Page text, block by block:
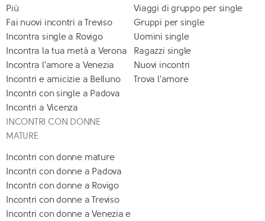
Più
Fai nuovi incontri a Treviso
Incontra single a Rovigo
Incontra la tua metà a Verona
Incontra l'amore a Venezia
Incontri e amicizie a Belluno
Incontri con single a Padova
Incontri a Vicenza
Viaggi di gruppo per single
Gruppi per single
Uomini single
Ragazzi single
Nuovi incontri
Trova l'amore
INCONTRI CON DONNE
MATURE
Incontri con donne mature
Incontri con donne a Padova
Incontri con donne a Rovigo
Incontri con donne a Treviso
Incontri con donne a Venezia e